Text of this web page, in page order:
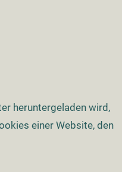
heruntergeladen wird,
einer Website, den